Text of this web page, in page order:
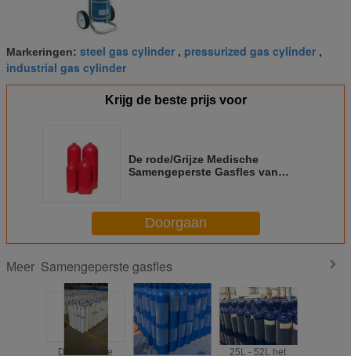
Markeringen: steel gas cylinder , pressurized gas cylinder ,
industrial gas cylinder
Krijg de beste prijs voor
De rode/Grijze Medische
Samengeperste Gasfles van
Doorgaan
Meer Samengeperste gasfles
De naadloze Facultatieve 25L - 52L het